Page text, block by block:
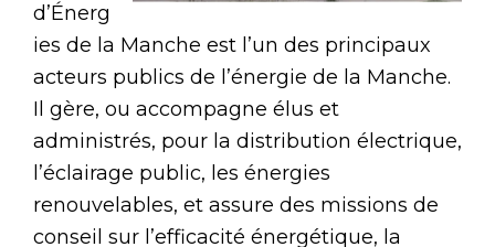
d’Énerg
ies de la Manche est l’un des principaux
acteurs publics de l’énergie de la Manche.
Il gère, ou accompagne élus et
administrés, pour la distribution électrique,
l’éclairage public, les énergies
renouvelables, et assure des missions de
conseil sur l’efficacité énergétique, la